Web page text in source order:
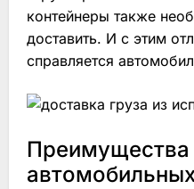
контейнеры также
доставить. И с этим
справляется
Преимущества